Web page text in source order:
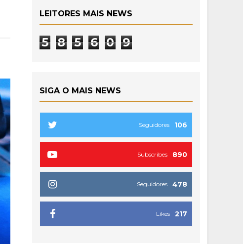
LEITORES MAIS NEWS
5 8 5 6 0 9
SIGA O MAIS NEWS
106
Seguidores
890
Subscribes
478
Seguidores
217
Likes